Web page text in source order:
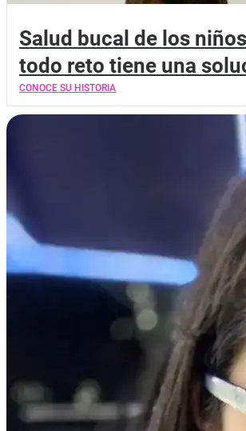
Salud bucal de los
todo reto tiene una
CONOCE SU HISTORIA